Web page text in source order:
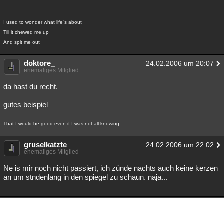
I used to wonder what life´s about
Till it chewed me up
And spit me out
doktore_ 24.02.2006 um 20:07
ehemaliges Mitglied
da hast du recht.
gutes beispiel
That I would be good even if I was not all knowing
gruselkatzte 24.02.2006 um 22:02
ehemaliges Mitglied
Ne is mir noch nicht passiert, ich zünde nachts auch keine kerzen
an um stndenlang in den spiegel zu schaun. naja...